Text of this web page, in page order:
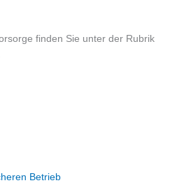
finden Sie unter der Rubrik
Betrieb